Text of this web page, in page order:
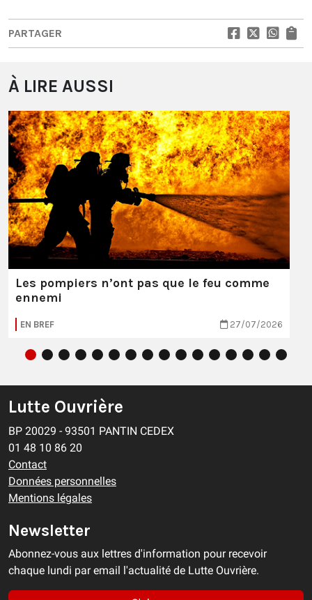
PARTAGER
À LIRE AUSSI
Les pompiers n’ont pas que le feu comme
ennemi
EN BREF 27/07/2026
Lutte Ouvrière
BP 20029 - 93501 PANTIN CEDEX
01 48 10 86 20
Contact
Données personnelles
Mentions légales
Newsletter
Abonnez-vous aux lettres d'information pour recevoir
chaque lundi par email l'actualité de Lutte Ouvrière.